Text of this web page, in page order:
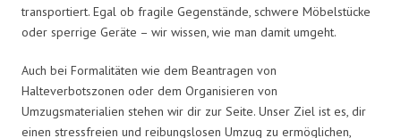
transportiert. Egal ob fragile Gegenstände, schwere Möbelstücke
oder sperrige Geräte – wir wissen, wie man damit umgeht.
Auch bei Formalitäten wie dem Beantragen von
Halteverbotszonen oder dem Organisieren von
Umzugsmaterialien stehen wir dir zur Seite. Unser Ziel ist es, dir
einen stressfreien und reibungslosen Umzug zu ermöglichen,